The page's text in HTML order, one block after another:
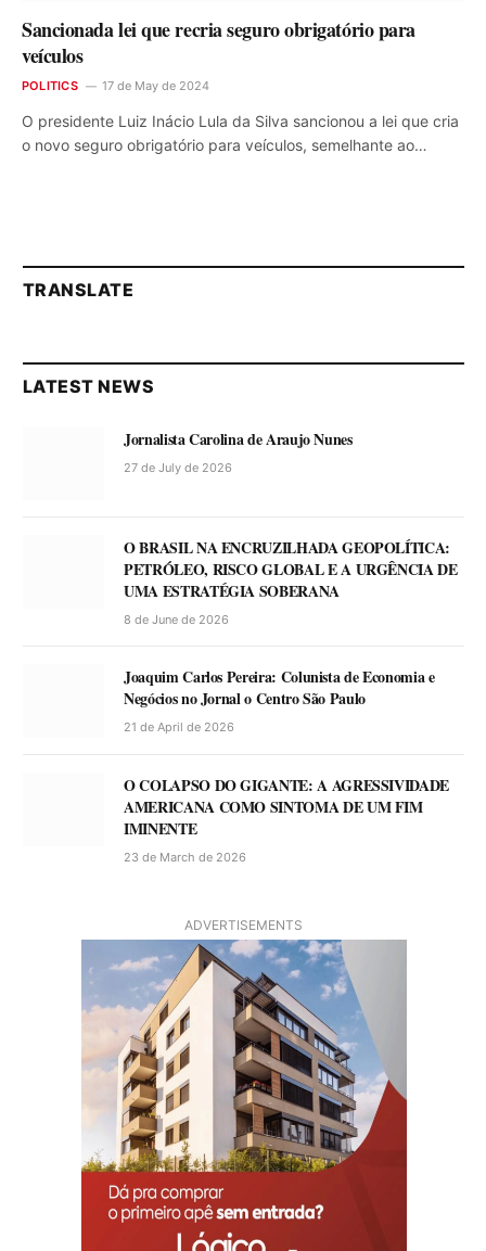
Sancionada lei que recria seguro obrigatório para
veículos
POLITICS 17 de May de 2024
O presidente Luiz Inácio Lula da Silva sancionou a lei que cria
o novo seguro obrigatório para veículos, semelhante ao…
TRANSLATE
LATEST NEWS
Jornalista Carolina de Araujo Nunes
27 de July de 2026
O BRASIL NA ENCRUZILHADA GEOPOLÍTICA:
PETRÓLEO, RISCO GLOBAL E A URGÊNCIA DE
UMA ESTRATÉGIA SOBERANA
8 de June de 2026
Joaquim Carlos Pereira: Colunista de Economia e
Negócios no Jornal o Centro São Paulo
21 de April de 2026
O COLAPSO DO GIGANTE: A AGRESSIVIDADE
AMERICANA COMO SINTOMA DE UM FIM
IMINENTE
23 de March de 2026
ADVERTISEMENTS